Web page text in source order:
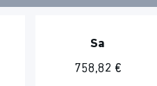
Sa
758,82 €